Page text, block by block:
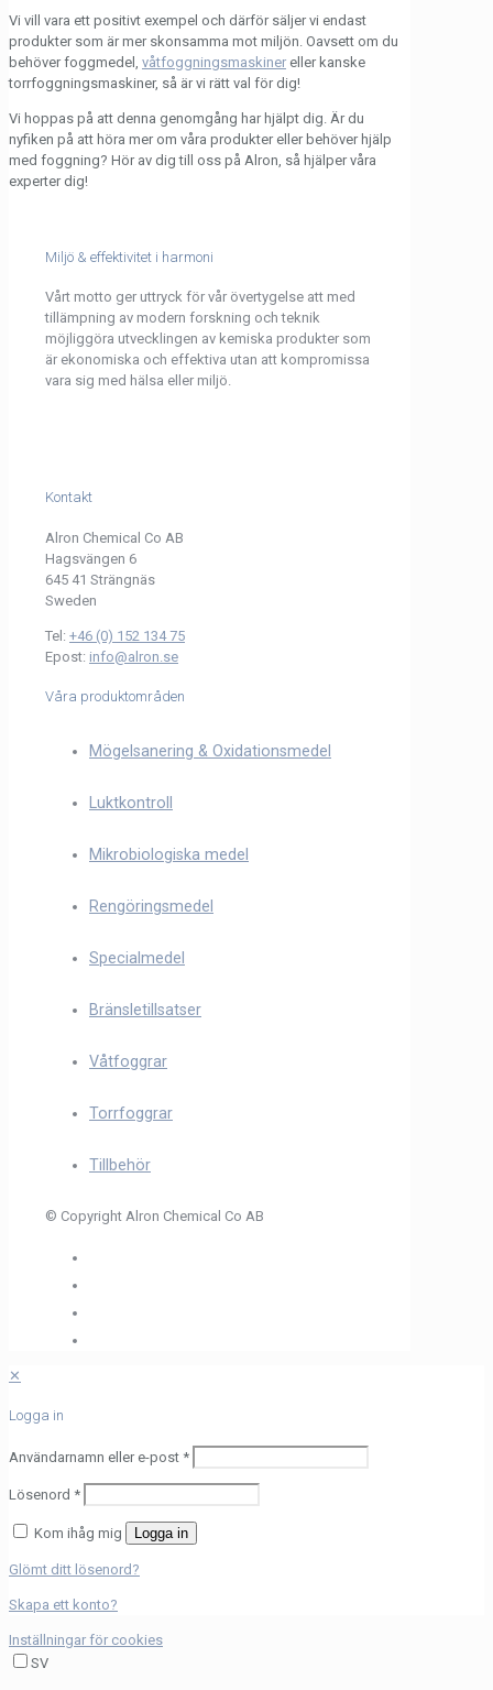
Vi vill vara ett positivt exempel och därför säljer vi endast
produkter som är mer skonsamma mot miljön. Oavsett om du
behöver foggmedel, våtfoggningsmaskiner eller kanske
torrfoggningsmaskiner, så är vi rätt val för dig!
Vi hoppas på att denna genomgång har hjälpt dig. Är du
nyfiken på att höra mer om våra produkter eller behöver hjälp
med foggning? Hör av dig till oss på Alron, så hjälper våra
experter dig!
Miljö & effektivitet i harmoni
Vårt motto ger uttryck för vår övertygelse att med
tillämpning av modern forskning och teknik
möjliggöra utvecklingen av kemiska produkter som
är ekonomiska och effektiva utan att kompromissa
vara sig med hälsa eller miljö.
Kontakt
Alron Chemical Co AB
Hagsvängen 6
645 41 Strängnäs
Sweden
Tel: +46 (0) 152 134 75
Epost: info@alron.se
Våra produktområden
Mögelsanering & Oxidationsmedel
Luktkontroll
Mikrobiologiska medel
Rengöringsmedel
Specialmedel
Bränsletillsatser
Våtfoggrar
Torrfoggrar
Tillbehör
© Copyright Alron Chemical Co AB
✕
Logga in
Användarnamn eller e-post *
Lösenord *
Kom ihåg mig Logga in
Glömt ditt lösenord?
Skapa ett konto?
Inställningar för cookies
SV